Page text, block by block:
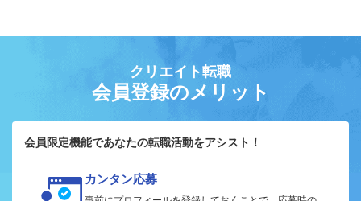
クリエイト転職
会員登録のメリット
会員限定機能であなたの転職活動をアシスト！
カンタン応募